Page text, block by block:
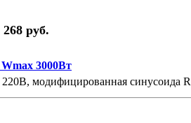
268 руб.
3000Вт
модифицированная синусоида